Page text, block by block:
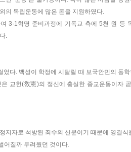
의 독립운동에 많은 돈을 지원하였다.
3·1혁명 준비과정에 기독교 측에 5천 원 등
.
었다. 백성이 학정에 시달릴 때 보국안민의 동
교헌(敎憲)의 정신에 충실한 종교운동이자
지자로 석방된 죄수의 신분이기 때문에 영결식
어질까 두려웠던 것이다.